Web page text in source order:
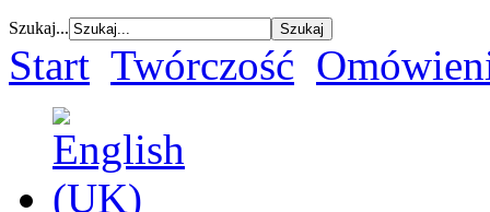
Szukaj...
Start Twórczość